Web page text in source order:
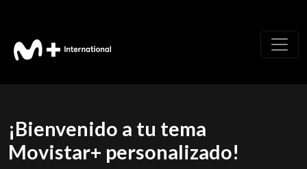
¡Bienvenido a tu tema
Movistar+ personalizado!